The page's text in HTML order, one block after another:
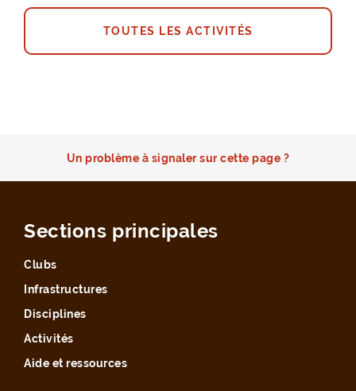
TOUTES LES ACTIVITÉS
Un problème à signaler sur cette page ?
Sections principales
Clubs
Infrastructures
Disciplines
Activités
Aide et ressources